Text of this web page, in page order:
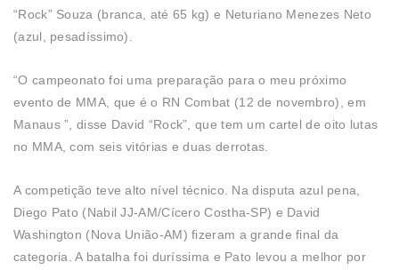
“Rock” Souza (branca, até 65 kg) e Neturiano Menezes Neto
(azul, pesadíssimo).
“O campeonato foi uma preparação para o meu próximo
evento de MMA, que é o RN Combat (12 de novembro), em
Manaus ”, disse David “Rock”, que tem um cartel de oito lutas
no MMA, com seis vitórias e duas derrotas.
A competição teve alto nível técnico. Na disputa azul pena,
Diego Pato (Nabil JJ-AM/Cícero Costha-SP) e David
Washington (Nova União-AM) fizeram a grande final da
categoria. A batalha foi duríssima e Pato levou a melhor por